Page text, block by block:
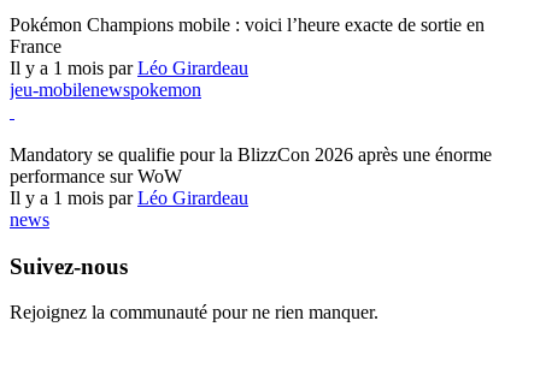
Pokémon Champions mobile : voici l’heure exacte de sortie en
France
Il y a 1 mois parLéo Girardeau
jeu-mobilenewspokemon
Mandatory se qualifie pour la BlizzCon 2026 après une énorme
performance sur WoW
Il y a 1 mois parLéo Girardeau
news
Suivez-nous
Rejoignez la communauté pour ne rien manquer.